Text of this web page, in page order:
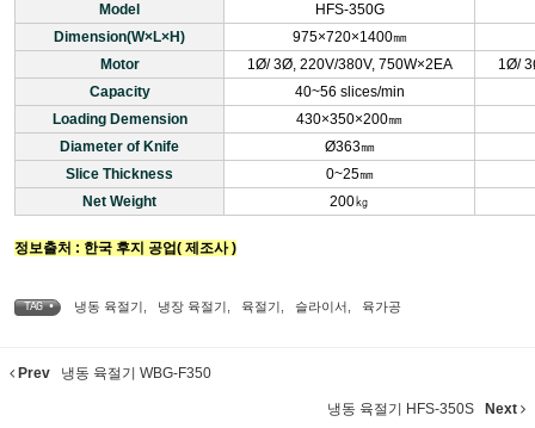
Model
HFS-350G
Dimension(W×L×H)
975×720×1400㎜
Motor
1Ø/ 3Ø, 220V/380V, 750W×2EA
1Ø/
Capacity
40~56 slices/min
Loading Demension
430×350×200㎜
Diameter of Knife
Ø363㎜
Slice Thickness
0~25㎜
Net Weight
200㎏
정보출처 : 한국 후지 공업( 제조사 )
TAG • 냉동 육절기 냉장 육절기 육절기 슬라이서 육가공
Prev 냉동 육절기 WBG-F350
냉동 육절기 HFS-350S Next